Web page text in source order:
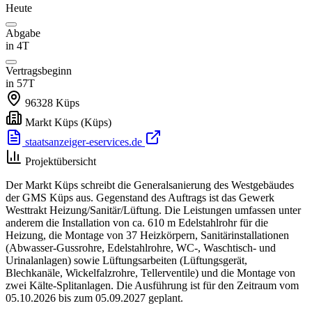
Heute
Abgabe
in 4T
Vertragsbeginn
in 57T
96328 Küps
Markt Küps (Küps)
staatsanzeiger-eservices.de
Projektübersicht
Der Markt Küps schreibt die Generalsanierung des Westgebäudes
der GMS Küps aus. Gegenstand des Auftrags ist das Gewerk
Westtrakt Heizung/Sanitär/Lüftung. Die Leistungen umfassen unter
anderem die Installation von ca. 610 m Edelstahlrohr für die
Heizung, die Montage von 37 Heizkörpern, Sanitärinstallationen
(Abwasser-Gussrohre, Edelstahlrohre, WC-, Waschtisch- und
Urinalanlagen) sowie Lüftungsarbeiten (Lüftungsgerät,
Blechkanäle, Wickelfalzrohre, Tellerventile) und die Montage von
zwei Kälte-Splitanlagen. Die Ausführung ist für den Zeitraum vom
05.10.2026 bis zum 05.09.2027 geplant.